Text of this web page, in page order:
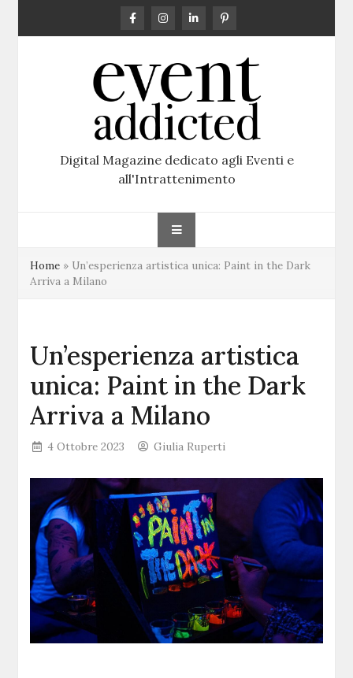
Digital Magazine dedicato agli Eventi e
all'Intrattenimento
Home » Un’esperienza artistica unica: Paint in the Dark
Arriva a Milano
Un’esperienza artistica
unica: Paint in the Dark
Arriva a Milano
4 Ottobre 2023 Giulia Ruperti